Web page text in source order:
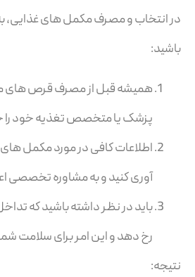
در انتخاب و مصرف مکمل های غذایی،
باشید:
همیشه قبل از مصرف قرص های
پزشک یا متخصص تغذیه خود را
اطلاعات کافی در مورد مکمل های
آوری کنید و به مشاوره تخصصی
باید در نظر داشته باشید که
رخ دهد و این امر برای سلامت
نتیجه: